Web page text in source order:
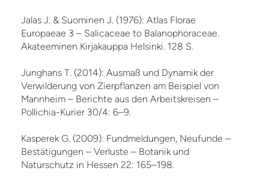
Jalas J. & Suominen J. (1976): Atlas Florae
Europaeae 3 – Salicaceae to Balanophoraceae.
Akateeminen Kirjakauppa Helsinki. 128 S.
Junghans T. (2014): Ausmaß und Dynamik der
Verwilderung von Zierpflanzen am Beispiel von
Mannheim – Berichte aus den Arbeitskreisen –
Pollichia-Kurier 30/4: 6–9.
Kasperek G. (2009): Fundmeldungen, Neufunde –
Bestätigungen – Verluste – Botanik und
Naturschutz in Hessen 22: 165–198.